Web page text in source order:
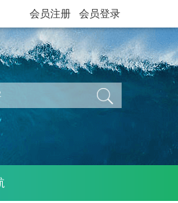
会员注册 会员登录